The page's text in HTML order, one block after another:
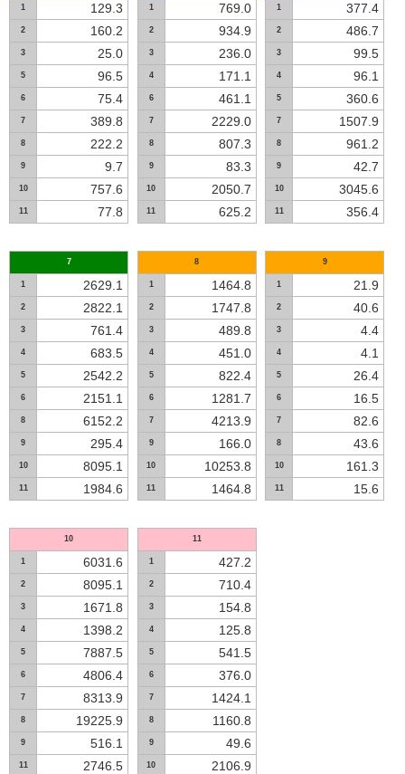
1 129.3
2 160.2
3 25.0
5 96.5
6 75.4
7 389.8
8 222.2
9 9.7
10 757.6
11 77.8
1 769.0
2 934.9
3 236.0
4 171.1
6 461.1
7 2229.0
8 807.3
9 83.3
10 2050.7
11 625.2
1 377.4
2 486.7
3 99.5
4 96.1
5 360.6
7 1507.9
8 961.2
9 42.7
10 3045.6
11 356.4
7
1 2629.1
2 2822.1
3 761.4
4 683.5
5 2542.2
6 2151.1
8 6152.2
9 295.4
10 8095.1
11 1984.6
8
1 1464.8
2 1747.8
3 489.8
4 451.0
5 822.4
6 1281.7
7 4213.9
9 166.0
10 10253.8
11 1464.8
9
1 21.9
2 40.6
3 4.4
4 4.1
5 26.4
6 16.5
7 82.6
8 43.6
10 161.3
11 15.6
10
1 6031.6
2 8095.1
3 1671.8
4 1398.2
5 7887.5
6 4806.4
7 8313.9
8 19225.9
9 516.1
11 2746.5
11
1 427.2
2 710.4
3 154.8
4 125.8
5 541.5
6 376.0
7 1424.1
8 1160.8
9 49.6
10 2106.9